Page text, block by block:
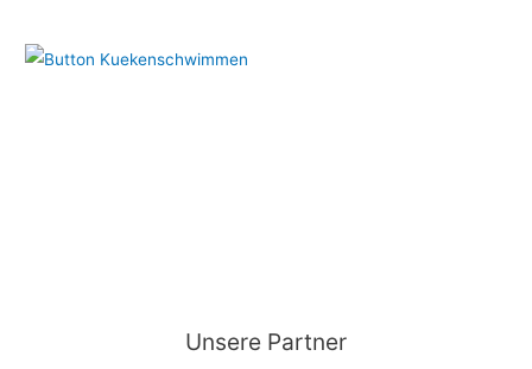
Unsere Partner